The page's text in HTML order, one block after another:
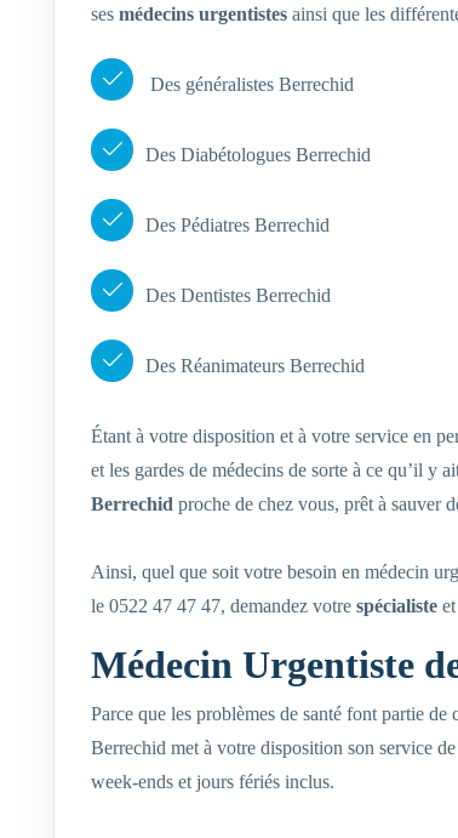
ses médecins urgentistes ainsi que les
Des généralistes Berrechid
Des Diabétologues Berrechid
Des Pédiatres Berrechid
Des Dentistes Berrechid
Des Réanimateurs Berrechid
Étant à votre disposition et à votre service en
et les gardes de médecins de sorte à ce qu’il y
Berrechid proche de chez vous, prêt à sauver
Ainsi, quel que soit votre besoin en médecin
le 0522 47 47 47, demandez votre spécialiste
Médecin Urgentiste
Parce que les problèmes de santé font partie
Berrechid met à votre disposition son service
week-ends et jours fériés inclus.